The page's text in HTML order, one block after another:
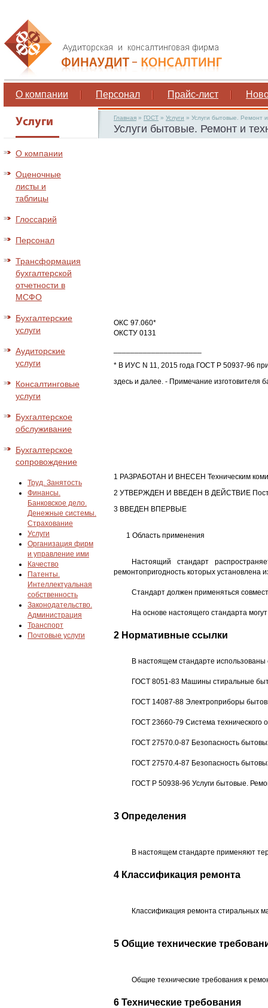
О компании Персонал Прайс-лист
О компании
Оценочные
листы и
таблицы
Глоссарий
Персонал
Трансформация
бухгалтерской
отчетности в
МСФО
Бухгалтерские
услуги
Аудиторские
услуги
Консалтинговые
услуги
Бухгалтерское
обслуживание
Бухгалтерское
сопровождение
Труд. Занятость
Финансы.
Банковское дело.
Денежные системы.
Страхование
Услуги
Организация фирм
и управление ими
Качество
Патенты.
Интеллектуальная
собственность
Законодательство.
Администрация
Транспорт
Почтовые услуги
Главная » ГОСТ » Услуги » Услуги бытовые. Ремонт
Услуги бытовые. Ремонт и
ОКС 97.060*
ОКСТУ 0131
* В ИУС N 11, 2015 года ГОСТ Р 50937-96
здесь и далее. - Примечание изготовителя
1 РАЗРАБОТАН И ВНЕСЕН Техническим
2 УТВЕРЖДЕН И ВВЕДЕН В ДЕЙСТВИЕ
3 ВВЕДЕН ВПЕРВЫЕ
1 Область применения
Настоящий стандарт
ремонтопригодность которых установлена
Стандарт должен применяться
На основе настоящего стандарта
2 Нормативные ссылки
В настоящем стандарте
ГОСТ 8051-83 Машины стиральные
ГОСТ 14087-88 Электроприборы
ГОСТ 23660-79 Система технического
ГОСТ 27570.0-87 Безопасность
ГОСТ 27570.4-87 Безопасность
ГОСТ Р 50938-96 Услуги бытовые.
3 Определения
В настоящем стандарте применяют
4 Классификация ремонта
Классификация ремонта стиральных
5 Общие технические
Общие технические требования к
6 Технические требования